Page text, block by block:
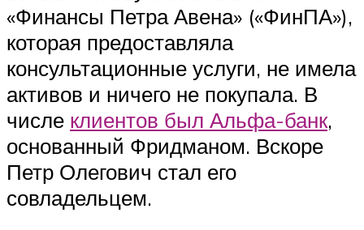
«Финансы Петра Авена» («ФинПА»),
которая предоставляла
консультационные услуги, не имела
активов и ничего не покупала. В
числе клиентов был Альфа-банк,
основанный Фридманом. Вскоре
Петр Олегович стал его
совладельцем.